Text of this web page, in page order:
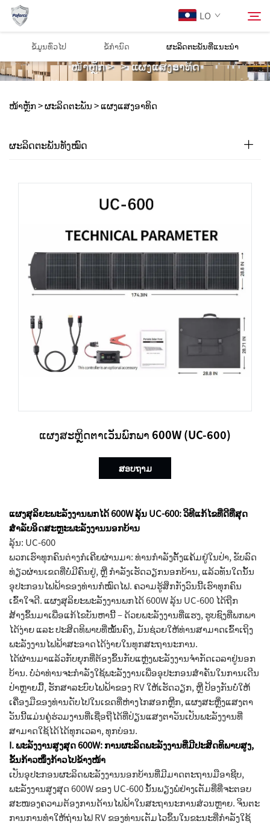
LO
ກ່ຽວກັບພວກເຮົາ
ຜະລິດຕະພັນ
ບໍລິການ
ດາວໂຫຼດ
ຕິດຕໍ່ພວກເຮົາ
ແຜງແສງອາທິດ
ໜ້າຫຼັກ>>ແຜງແສງອາທິດ
ໜ້າຫຼັກ >ຜະລິດຕະພັນ>ແຜງແສງອາທິດ
ຜະລິດຕະພັນທັງໝົດ
ແຜງສະຫຼິດຕາເວັນພົກພາ 600W (UC-600)
ສອບຖາມ
ຂໍ້ມູນທົ່ວໄປ ຂໍ້ກຳນົດ ຜະລິດຕະພັນທີ່ແນະນຳ
ແຜງສຸລິຍະພະລັງງານພກໄດ້ 600W ລຸ້ນ UC-600: ວິທີແກ້ໄຂທີ່ດີທີ່ສຸດ
ສຳລັບອິດສະຫຼະພະລັງງານນອກບ້ານ
ລຸ້ນ: UC-600
ພວກເຮົາທຸກຄົນຕ່າງກໍເຄີຍຜ່ານມາ: ທ່ານກຳລັງຕັ້ງແຄ້ມຢູ່ໃນປ່າ, ຂັບລົດ
ທ່ຽວຜ່ານເຂດທີ່ບໍ່ມີຄົນຢູ່, ຫຼື ກຳລັງເຮັດວຽກນອກບ້ານ, ແລ້ວທັນໃດນັ້ນ
ອຸປະກອນໄຟຟ້າຂອງທ່ານກໍໝົດໄຟ. ຄວາມຮູ້ສຶກກັງວົນນີ້ເຮົາທຸກຄົນ
ເຂົ້າໃຈດີ. ແຜງສຸລິຍະພະລັງງານພກໄດ້ 600W ລຸ້ນ UC-600 ໄດ້ຖືກ
ສ້າງຂຶ້ນມາເພື່ອແກ້ໄຂບັນຫານີ້ – ດ້ວຍພະລັງງານທີ່ແຮງ, ຮູບຊົງທີ່ພກພາ
ໄດ້ງ່າຍ ແລະ ປະສິດທິພາບທີ່ໝັ້ນຄົງ, ມັນຊ່ວຍໃຫ້ທ່ານສາມາດເຂົ້າເຖິງ
ພະລັງງານໄຟຟ້າສະອາດໄດ້ງ່າຍໃນທຸກສະຖານະການ.
ໄດ້ຜ່ານມາແລ້ວກັບຍຸກທີ່ຕ້ອງຂຶ້ນກັບແຫຼ່ງພະລັງງານຈຳກັດເວລາຢູ່ນອກ
ບ້ານ. ບໍ່ວ່າທ່ານຈະກຳລັງໃຊ້ພະລັງງານເພື່ອອຸປະກອນສຳຄັນໃນການເດີນ
ປ່າຫຼາຍມື້, ຮັກສາລະບົບໄຟຟ້າຂອງ RV ໃຫ້ເຮັດວຽກ, ຫຼື ປ້ອງກັນບໍ່ໃຫ້
ເຄື່ອງມືຂອງທ່ານດັບໄປໃນເຂດທີ່ຫ່າງໄກສອກຫຼີກ, ແຜງສະຫຼິ່ງແສງຕາ
ວັນນີ້ແມ່ນຄູ່ຮ່ວມງານທີ່ເຊື່ອຖືໄດ້ທີ່ປ່ຽນແສງຕາວັນເປັນພະລັງງານທີ່
ສາມາດໃຊ້ໄດ້ໄດ້ທຸກເວລາ, ທຸກບ່ອນ.
I. ພະລັງງານສູງສຸດ 600W: ການຜະລິດພະລັງງານທີ່ມີປະສິດທິພາບສູງ,
ຂັ້ນກ້າວໜຶ່ງກ້າວໄປຂ້າງໜ້າ
ເປັນອຸປະກອນຜະລິດພະລັງງານນອກບ້ານທີ່ມີມາດຕະຖານມືອາຊີບ,
ພະລັງງານສູງສຸດ 600W ຂອງ UC-600 ນັ້ນພຽງພໍຢ່າງເຕັມທີ່ທີ່ຈະຕອບ
ສະໜອງຄວາມຕ້ອງການດ້ານໄຟຟ້າໃນສະຖານະການສ່ວນຫຼາຍ. ຈິນຕະ
ການການທຳໃຫ້ຖ່ານໄຟ RV ຂອງທ່ານເຕັມໄວຂຶ້ນໃນຂະນະທີ່ກຳລັງໃຊ້